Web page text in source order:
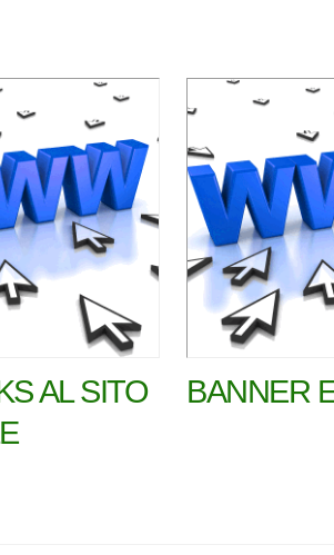
AL SITO
BANNER